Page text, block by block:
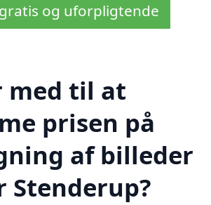
og uforpligtende
med til at
prisen på
af billeder
Stenderup?